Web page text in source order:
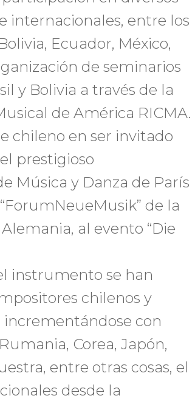
internacionales, entre los
Ecuador, México,
de seminarios
y Bolivia a través de la
de América RICMA.
chileno en ser invitado
prestigioso
Música y Danza de París
de la
al evento “Die
instrumento se han
chilenos y
incrementándose con
Corea, Japón,
entre otras cosas, el
desde la